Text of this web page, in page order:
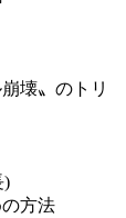
壊〟のトリ
)
方法